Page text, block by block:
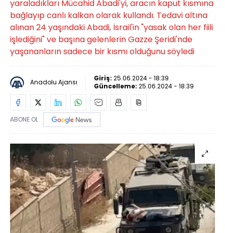
yaraladıkları Mücahid Abadi'yi, aracın kaput kısmına
bağlayıp canlı kalkan olarak kullandı. Tedavi altına
alınan 24 yaşındaki Abadi, İsrail'in "yasak olan her fiili
işlediğini" ve başına gelenlerin Gazze Şeridi'nde
yaşananların sadece bir kısmı olduğunu söyledi
Anadolu Ajansı Giriş: 25.06.2024 - 18:39
Güncelleme: 25.06.2024 - 18:39
ABONE OL